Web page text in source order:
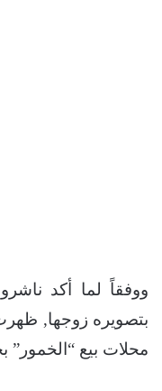
ووفقاً لما أكد
بتصويره زوجها,
محلات بيع “الخمور”